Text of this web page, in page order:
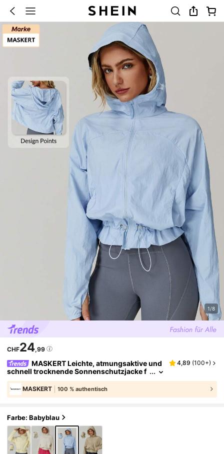
1/8
CHF24,99
MASKERT Leichte, atmungsaktive und
schnell trocknende Sonnenschutzjacke f
ür Damen, kurze Jacke mit Taillenzug für
Frühlingssport
4,89 (100+)
MASKERT 100 % authentisch
Farbe: Babyblau